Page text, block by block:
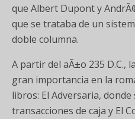
que Albert Dupont y
que se trataba de un
doble columna.
A partir del aÃ±o 235 D.C.,
gran importancia en la
libros: El Adversaria,
transacciones de caja y El